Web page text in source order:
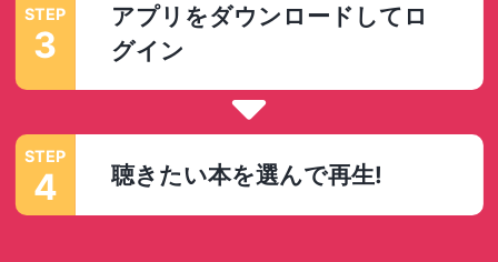
STEP
3
アプリをダウンロードしてロ
グイン
STEP
4 聴きたい本を選んで再生!